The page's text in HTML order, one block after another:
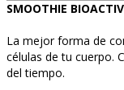
SMOOTHIE
La mejor forma de
células de tu cuerpo.
del tiempo.